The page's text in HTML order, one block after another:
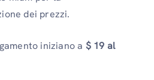
dei prezzi.
iniziano a $ 19 al